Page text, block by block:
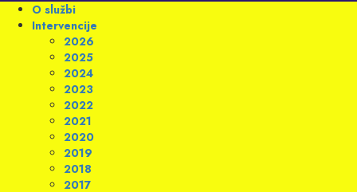
Primary
Menu
O službi
Intervencije
2026
2025
2024
2023
2022
2021
2020
2019
2018
2017